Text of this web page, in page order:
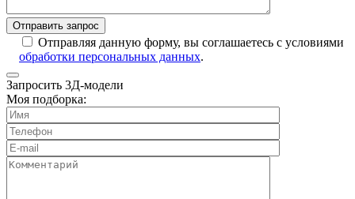
Отправляя данную форму, вы соглашаетесь с условиями
обработки персональных данных.
Запросить 3Д-модели
Моя подборка: